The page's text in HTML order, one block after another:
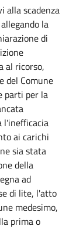
alla scadenza
la
di
al ricorso,
del Comune
parti per la
l'inefficacia
ai carichi
sia stata
della
ad
di lite, l'atto
medesimo,
prima o